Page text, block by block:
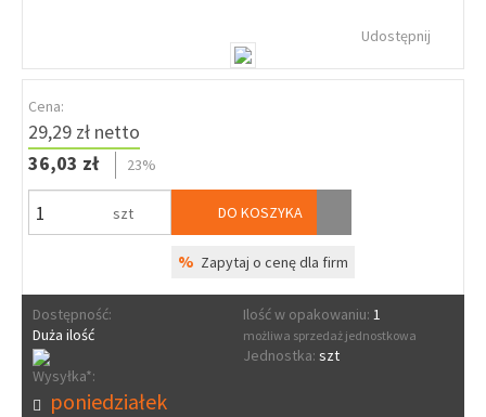
Udostępnij
Cena:
29,29 zł netto
36,03 zł
23%
szt DO KOSZYKA
% Zapytaj o cenę dla firm
Dostępność:
Duża ilość
Ilość w opakowaniu: 1
możliwa sprzedaż jednostkowa
Jednostka: szt
Wysyłka*:
poniedziałek